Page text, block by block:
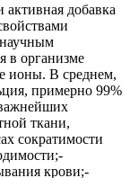
добавка
в организме
ионы. В среднем,
примерно 99%
ткани,
сократимости
крови;-